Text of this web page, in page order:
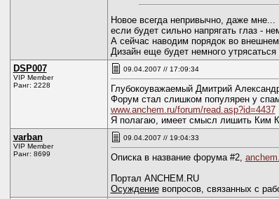
Новое всегда непривычно, даже мне...
если будет сильно напрягать глаз -
А сейчас наводим порядок во
Дизайн еще будет немного утрясаться
DSP007
VIP Member
Ранг: 2228
09.04.2007 // 17:09:34
Глубокоуважаемый Дмитрий
Форум стал слишком популярен у
www.anchem.ru/forum/read.asp?id=4437
Я полагаю, имеет смысл лишить Ким
varban
VIP Member
Ранг: 8699
09.04.2007 // 19:04:33
Описка в название форума #2,
Портал ANCHEM.RU
Осуждениевопросов, связанных с